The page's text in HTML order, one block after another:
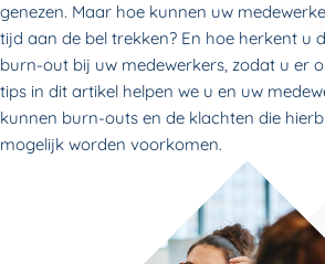
genezen. Maar hoe kunnen uw
tijd aan de bel trekken? En hoe herkent u
burn-out bij uw medewerkers, zodat u er
tips in dit artikel helpen we u en uw
kunnen burn-outs en de klachten die
mogelijk worden voorkomen.